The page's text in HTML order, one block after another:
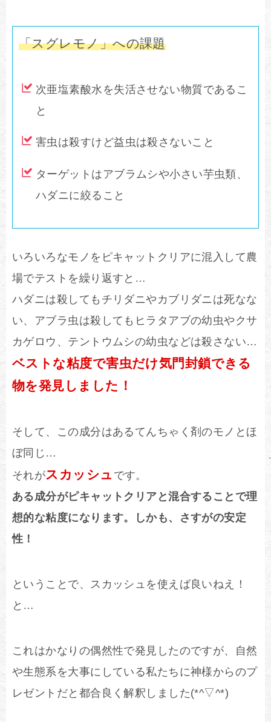
「スグレモノ」への課題
次亜塩素酸水を失活させない物質であるこ
と
害虫は殺すけど益虫は殺さないこと
ターゲットはアブラムシや小さい芋虫類、
ハダニに絞ること
いろいろなモノをピキャットクリアに混入して農
場でテストを繰り返すと…
ハダニは殺してもチリダニやカブリダニは死なな
い、アブラ虫は殺してもヒラタアブの幼虫やクサ
カゲロウ、テントウムシの幼虫などは殺さない…
ベストな粘度で害虫だけ気門封鎖できる
物を発見しました！
そして、この成分はあるてんちゃく剤のモノとほ
ぼ同じ…
それがスカッシュ です。
ある成分がピキャットクリアと混合することで理
想的な粘度になります。しかも、さすがの安定
性！
ということで、スカッシュを使えば良いねえ！
と…
これはかなりの偶然性で発見したのですが、自然
や生態系を大事にしている私たちに神様からのプ
レゼントだと都合良く解釈しました(*^▽^*)